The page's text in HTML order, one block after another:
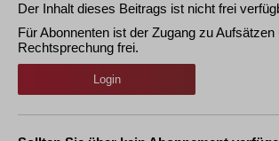
Der Inhalt dieses Beitrags ist nicht frei
Für Abonnenten ist der Zugang zu Aufsätzen
Rechtsprechung frei.
Login